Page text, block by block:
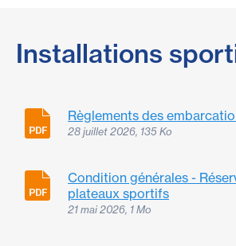
Installations
Règlements des
28 juillet 2026, 135 Ko
Condition générales -
plateaux sportifs
21 mai 2026, 1 Mo